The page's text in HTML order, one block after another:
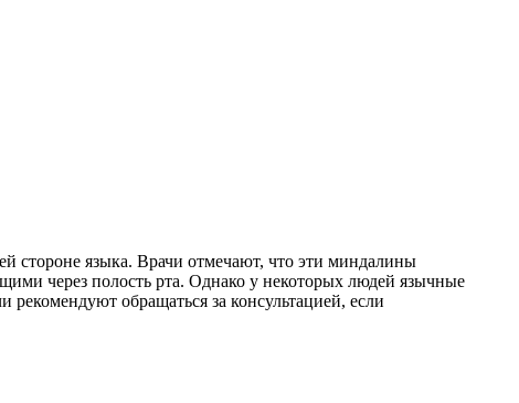
стороне языка. Врачи отмечают, что эти миндалины
через полость рта. Однако у некоторых людей язычные
обращаться за консультацией, если